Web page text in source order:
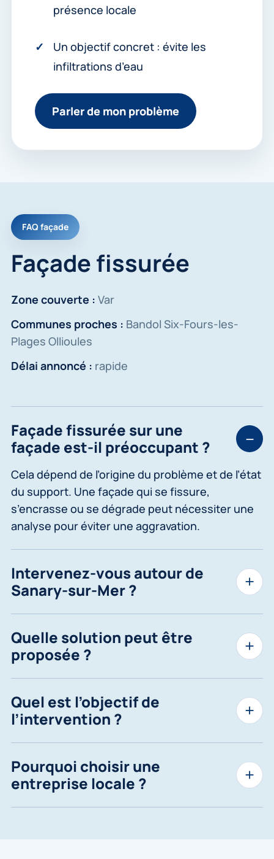
présence locale
Un objectif concret : évite les
infiltrations d’eau
Parler de mon problème
FAQ façade
Façade fissurée
Zone couverte : Var
Communes proches : Bandol Six-Fours-les-
Plages Ollioules
Délai annoncé : rapide
Façade fissurée sur une
façade est-il préoccupant ?
Cela dépend de l’origine du problème et de l’état
du support. Une façade qui se fissure,
s’encrasse ou se dégrade peut nécessiter une
analyse pour éviter une aggravation.
Intervenez-vous autour de
Sanary-sur-Mer ?
Quelle solution peut être
proposée ?
Quel est l’objectif de
l’intervention ?
Pourquoi choisir une
entreprise locale ?